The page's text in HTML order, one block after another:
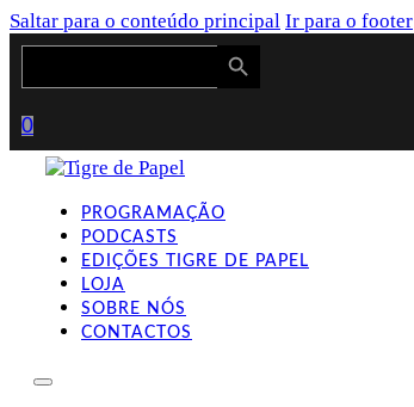
Saltar para o conteúdo principal Ir para o footer
Search
Search Button
0
PROGRAMAÇÃO
PODCASTS
EDIÇÕES TIGRE DE PAPEL
LOJA
SOBRE NÓS
CONTACTOS